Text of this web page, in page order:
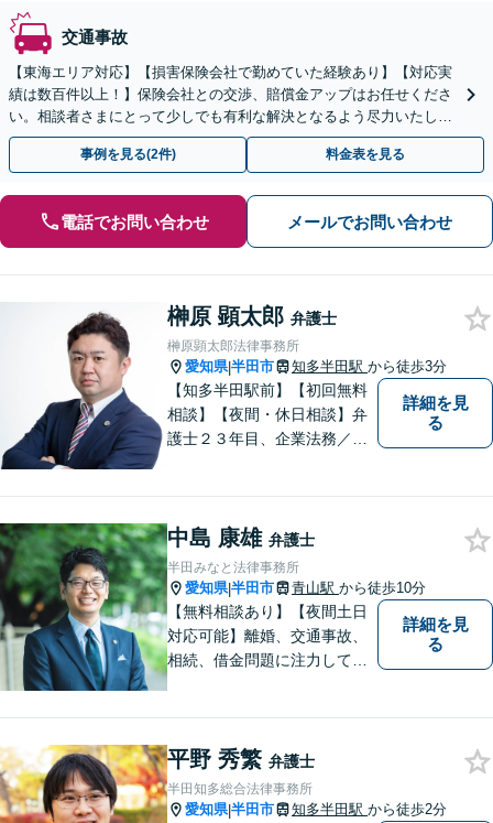
交通事故
【東海エリア対応】【損害保険会社で勤めていた経験あり】【対応実
績は数百件以上！】保険会社との交渉、賠償金アップはお任せくださ
い。相談者さまにとって少しでも有利な解決となるよう尽力いたしま
す。【初回相談無料】【電話相談可】【休日面談可】
事例を見る(2件) 料金表を見る
電話でお問い合わせ メールでお問い合わせ
榊原 顕太郎 弁護士
榊原顕太郎法律事務所
愛知県|半田市 知多半田駅 から徒歩3分
【知多半田駅前】【初回無料
相談】【夜間・休日相談】弁
護士２３年目、企業法務／交
護士が、事業経営を強力サポ
ートいたします！【ネット予
約可】【駐車場あり】【見積
無料】
詳細を見
る
中島 康雄 弁護士
半田みなと法律事務所
愛知県|半田市 青山駅 から徒歩10分
【無料相談あり】【夜間土日
対応可能】離婚、交通事故、
相続、借金問題に注力してお
詳細を見
る
平野 秀繁 弁護士
半田知多総合法律事務所
愛知県|半田市 知多半田駅 から徒歩2分